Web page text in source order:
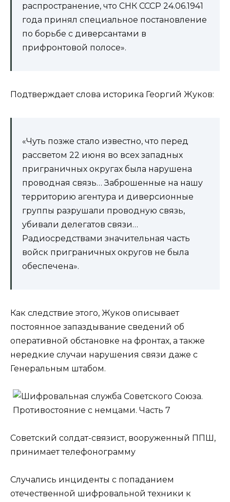
распространение, что СНК СССР 24.06.1941
года принял специальное постановление
по борьбе с диверсантами в
прифронтовой полосе».
Подтверждает слова историка Георгий Жуков:
«Чуть позже стало известно, что перед
рассветом 22 июня во всех западных
приграничных округах была нарушена
проводная связь… Заброшенные на нашу
территорию агентура и диверсионные
группы разрушали проводную связь,
убивали делегатов связи…
Радиосредствами значительная часть
войск приграничных округов не была
обеспечена».
Как следствие этого, Жуков описывает
постоянное запаздывание сведений об
оперативной обстановке на фронтах, а также
нередкие случаи нарушения связи даже с
Генеральным штабом.
Советский солдат-связист, вооруженный ППШ,
принимает телефонограмму
Случались инциденты с попаданием
отечественной шифровальной техники к